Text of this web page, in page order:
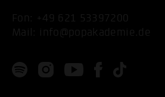
Fon: +49 621 53397200
Mail: info@popakademie.de